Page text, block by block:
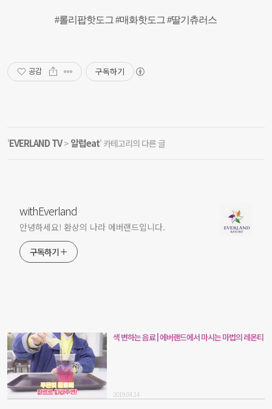
#롤리팝핫도그 #매화핫도그 #딸기츄러스
공감 구독하기
'EVERLAND TV> 알럽eat' 카테고리의 다른 글
withEverland
안녕하세요! 환상의 나라 에버랜드입니다.
구독하기
색 변하는 음료 | 에버랜드에서 마시는 마법의 레몬티
2019.04.14